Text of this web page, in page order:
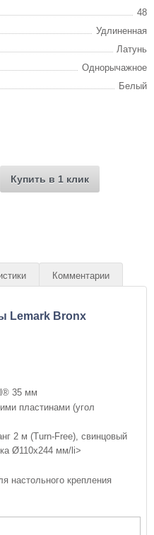
48
Удлиненная
Латунь
Однорычажное
Белый
Купить в 1 клик
Комментарии
Lemark Bronx
35 мм
пластинами (угол
2 м (Turn-Free), свинцовый
Ø110х244 мм/li>
настольного крепления